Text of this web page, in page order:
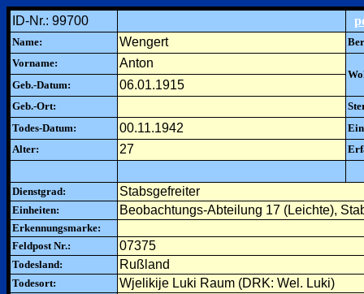
ID-Nr.: 99700
Name: Wengert
Vorname:
Anton
Geb.-Datum:
06.01.1915
Geb.-Ort:
Todes-Datum:
00.11.1942
Alter:
27
Dienstgrad: Stabsgefreiter
Einheiten: Beobachtungs-Abteilung 17 (Leichte),
Erkennungsmarke:
Feldpost Nr.:
07375
Todesland: Rußland
Todesort: Wjelikije Luki Raum (DRK: Wel. Luki)